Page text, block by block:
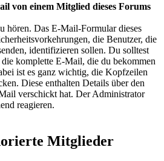
von einem Mitglied dieses Forums
hören. Das E-Mail-Formular dieses
die Benutzer, die
identifizieren sollen. Du solltest
komplette E-Mail, die du bekommen
ist es ganz wichtig, die Kopfzeilen
Diese enthalten Details über den
verschickt hat. Der Administrator
reagieren.
Mitglieder